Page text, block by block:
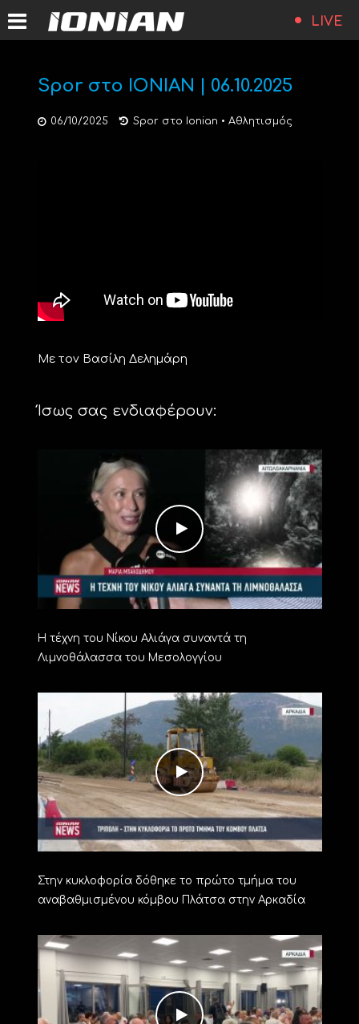
LIVE
Spor στο ΙΟΝΙΑΝ | 06.10.2025
06/10/2025 Spor στο Ionian • Αθλητισμός
Με τον Βασίλη Δελημάρη
Ίσως σας ενδιαφέρουν:
Η τέχνη του Νίκου Αλιάγα συναντά τη
Λιμνοθάλασσα του Μεσολογγίου
Στην κυκλοφορία δόθηκε το πρώτο τμήμα του
αναβαθμισμένου κόμβου Πλάτσα στην Αρκαδία